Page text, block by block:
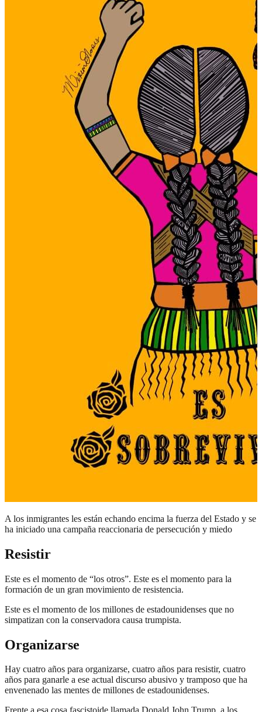
A los inmigrantes les están echando encima la fuerza del Estado y se
ha iniciado una campaña reaccionaria de persecución y miedo
Resistir
Este es el momento de “los otros”. Este es el momento para la
formación de un gran movimiento de resistencia.
Este es el momento de los millones de estadounidenses que no
simpatizan con la conservadora causa trumpista.
Organizarse
Hay cuatro años para organizarse, cuatro años para resistir, cuatro
años para ganarle a ese actual discurso abusivo y tramposo que ha
envenenado las mentes de millones de estadounidenses.